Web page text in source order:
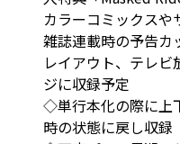
カラーコミックスや
雑誌連載時の予告カ
レイアウト、テレ
ジに収録予定
◇単行本化の際に上
時の状態に戻し収録